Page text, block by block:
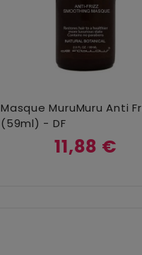
Ajouter Au Panier
Masque MuruMuru Anti
(59ml) - DF
11,88 €